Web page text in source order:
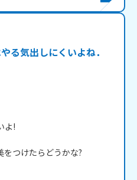
る気出しにくいよね．
よ!
つけたらどうかな?